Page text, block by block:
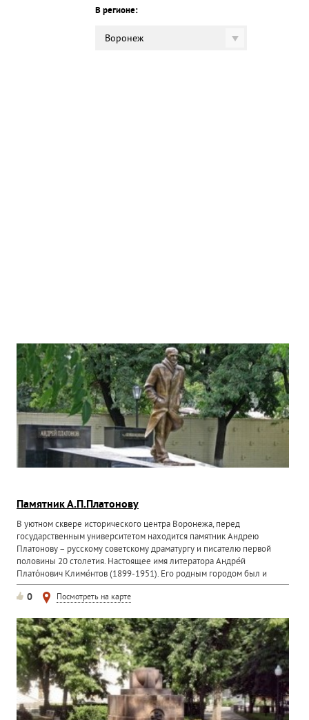
В регионе:
Воронеж
Памятник А.П.Платонову
В уютном сквере исторического центра Воронежа, перед
государственным университетом находится памятник Андрею
Платонову – русскому советскому драматургу и писателю первой
половины 20 столетия. Настоящее имя литератора Андре́й
Плато́нович Климе́нтов (1899-1951). Его родным городом был и
всегда...
0 Посмотреть на карте